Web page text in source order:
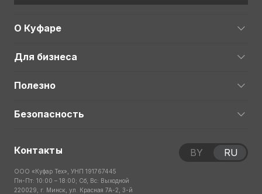
О Куфаре
Для бизнеса
Полезно
Безопасность
Контакты
ООО «Куфар Тех», УНП 191767445
Пн-Пт: 10:00 – 18:00; Сб, Вс: Выходной
220029, г. Минск, ул. Красная 7А-2, 3-й
BY RU